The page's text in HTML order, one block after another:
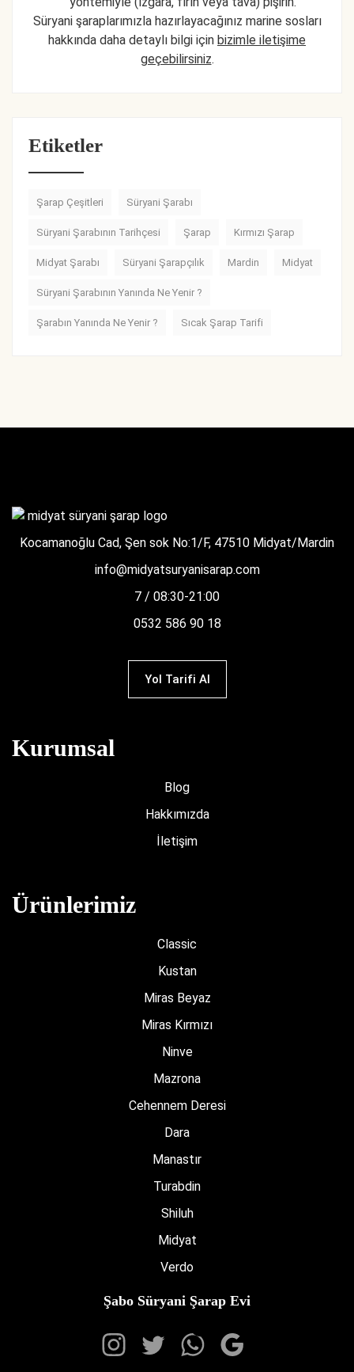
Süryani şaraplarımızla hazırlayacağınız marine sosları
hakkında daha detaylı bilgi için bizimle iletişime
geçebilirsiniz.
Etiketler
Şarap Çeşitleri Süryani Şarabı
Süryani Şarabının Tarihçesi Şarap Kırmızı Şarap
Midyat Şarabı Süryani Şarapçılık Mardin Midyat
Süryani Şarabının Yanında Ne Yenir ?
Şarabın Yanında Ne Yenir ? Sıcak Şarap Tarifi
Kocamanoğlu Cad, Şen sok No:1/F, 47510 Midyat/Mardin
info@midyatsuryanisarap.com
7 / 08:30-21:00
0532 586 90 18
Yol Tarifi Al
Kurumsal
Blog
Hakkımızda
İletişim
Ürünlerimiz
Classic
Kustan
Miras Beyaz
Miras Kırmızı
Ninve
Mazrona
Cehennem Deresi
Dara
Manastır
Turabdin
Shiluh
Midyat
Verdo
Şabo Süryani Şarap Evi